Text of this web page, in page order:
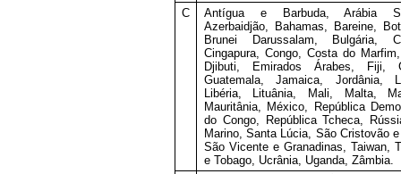
C
Antígua e Barbuda, Arábia
Azerbaidjão, Bahamas, Bareine,
Brunei Darussalam, Bulgária,
Cingapura, Congo, Costa do
Djibuti, Emirados Árabes, Fiji,
Guatemala, Jamaica, Jordânia,
Libéria, Lituânia, Mali, Malta,
Mauritânia, México, República
do Congo, República Tcheca,
Marino, Santa Lúcia, São Cristovão
São Vicente e Granadinas, Taiwan,
e Tobago, Ucrânia, Uganda, Zâmbia.